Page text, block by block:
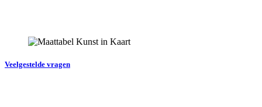
Veelgestelde vragen